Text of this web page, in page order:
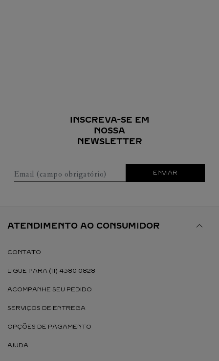
INSCREVA-SE EM
NOSSA
NEWSLETTER
Email (campo obrigatório) ENVIAR
ATENDIMENTO AO CONSUMIDOR
CONTATO
LIGUE PARA (11) 4380 0828
ACOMPANHE SEU PEDIDO
SERVIÇOS DE ENTREGA
OPÇÕES DE PAGAMENTO
AJUDA